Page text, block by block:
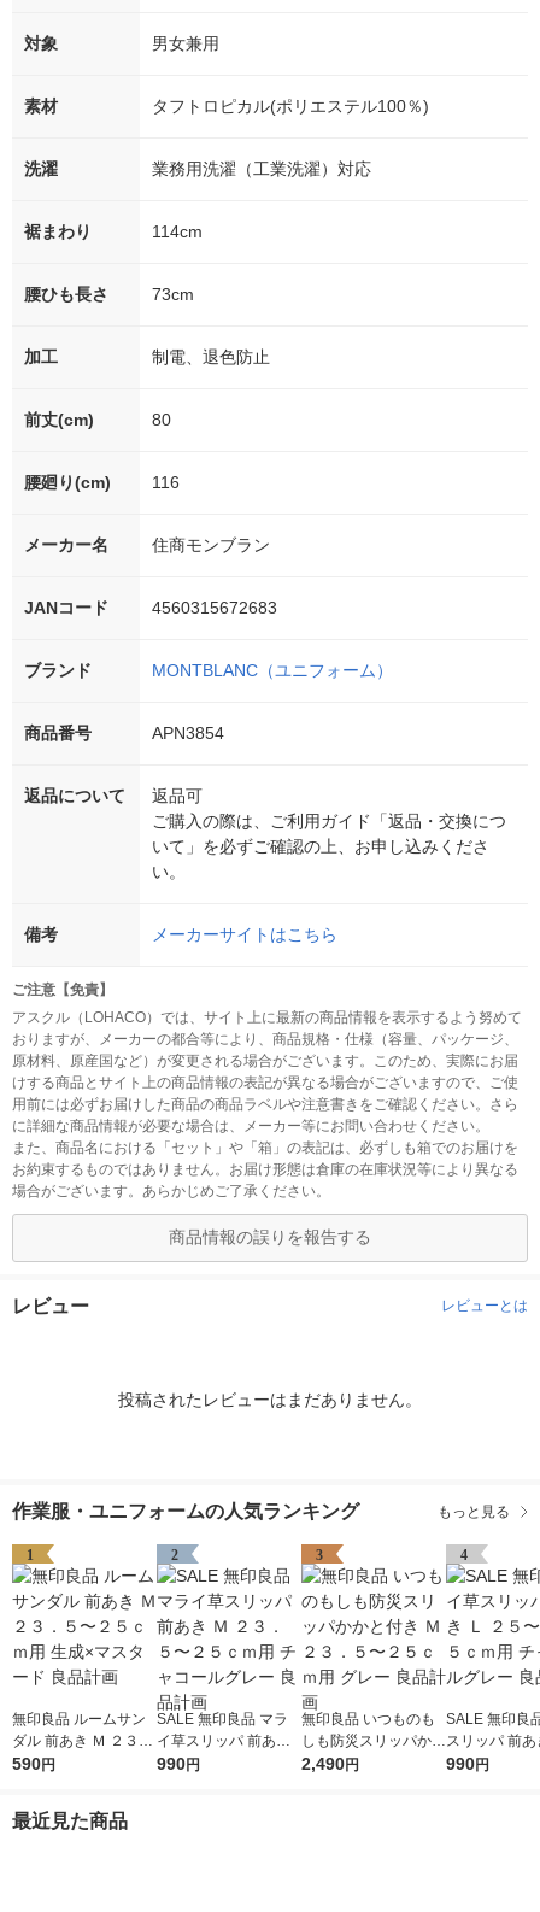
対象 男女兼用
素材 タフトロピカル(ポリエステル100％)
洗濯 業務用洗濯（工業洗濯）対応
裾まわり 114cm
腰ひも長さ 73cm
加工 制電、退色防止
前丈(cm) 80
腰廻り(cm) 116
メーカー名 住商モンブラン
JANコード 4560315672683
ブランド MONTBLANC（ユニフォーム）
商品番号 APN3854
返品について
返品可
ご購入の際は、ご利用ガイド「返品・交換につ
いて」を必ずご確認の上、お申し込みくださ
い。
備考 メーカーサイトはこちら
ご注意【免責】
アスクル（LOHACO）では、サイト上に最新の商品情報を表示するよう努めて
おりますが、メーカーの都合等により、商品規格・仕様（容量、パッケージ、
原材料、原産国など）が変更される場合がございます。このため、実際にお届
けする商品とサイト上の商品情報の表記が異なる場合がございますので、ご使
用前には必ずお届けした商品の商品ラベルや注意書きをご確認ください。さら
に詳細な商品情報が必要な場合は、メーカー等にお問い合わせください。
また、商品名における「セット」や「箱」の表記は、必ずしも箱でのお届けを
お約束するものではありません。お届け形態は倉庫の在庫状況等により異なる
場合がございます。あらかじめご了承ください。
商品情報の誤りを報告する
レビュー レビューとは
投稿されたレビューはまだありません。
作業服・ユニフォームの人気ランキング もっと見る
1
無印良品 ルームサン
ダル 前あき Ｍ ２３．
５〜２５ｃｍ用 生成×
590円
2
SALE 無印良品 マラ
イ草スリッパ 前あき
Ｍ ２３．５〜２５ｃ
990円
3
無印良品 いつものも
しも防災スリッパかか
と付き Ｍ ２３．５〜
2,490円
4
SALE 無印良
スリッパ 前あ
５〜２６．５
990円
最近見た商品